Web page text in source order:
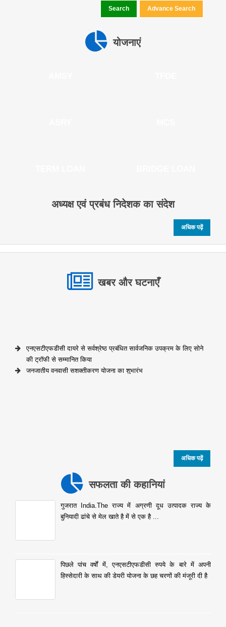
Search Advance Search
योजनाएं
अध्यक्ष एवं प्रबंध निदेशक का संदेश
अधिक पढ़ें
खबर और घटनाएँ
एनएसटीएफडीसी दायरे से सर्वश्रेष्ठ प्रबंधित सार्वजनिक उपक्रम के लिए सोने
की ट्रॉफी से सम्मानित किया
जनजातीय वनवासी सशक्तीकरण योजना का शुभारंभ
अधिक पढ़ें
सफलता की कहानियां
गुजरात India.The राज्य में अग्रणी दूध उत्पादक राज्य के
बुनियादी ढांचे से मेल खाते है में से एक है ...
पिछले पांच वर्षों में, एनएसटीएफडीसी रुपये के बारे में अपनी
हिस्सेदारी के साथ की डेयरी योजना के छह चरणों की मंजूरी दी है